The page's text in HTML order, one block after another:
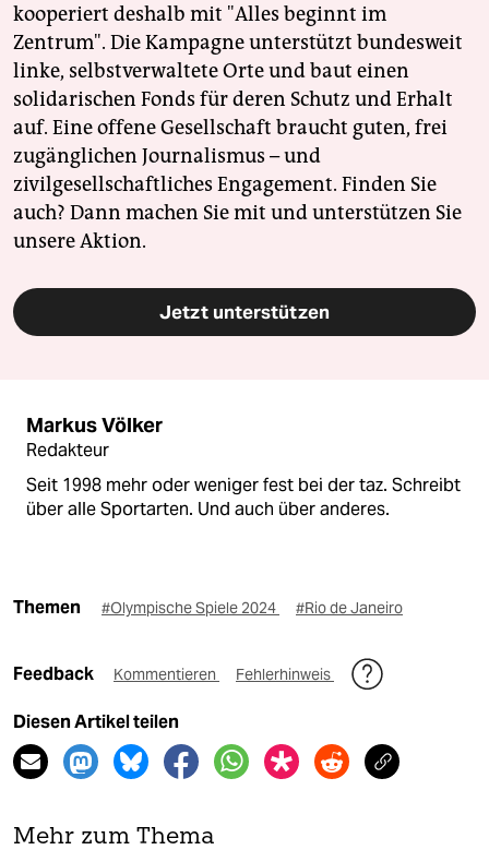
kooperiert deshalb mit "Alles beginnt im
Zentrum". Die Kampagne unterstützt bundesweit
linke, selbstverwaltete Orte und baut einen
solidarischen Fonds für deren Schutz und Erhalt
auf. Eine offene Gesellschaft braucht guten, frei
zugänglichen Journalismus – und
zivilgesellschaftliches Engagement. Finden Sie
auch? Dann machen Sie mit und unterstützen Sie
unsere Aktion.
Jetzt unterstützen
Markus Völker
Redakteur
Seit 1998 mehr oder weniger fest bei der taz. Schreibt
über alle Sportarten. Und auch über anderes.
Themen #Olympische Spiele 2024 #Rio de Janeiro
Feedback Kommentieren Fehlerhinweis
Diesen Artikel teilen
Mehr zum Thema